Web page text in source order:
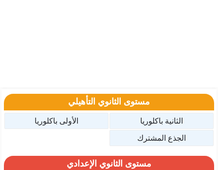
مستوى الثانوي التأهيلي
الثانية باكلوريا
الأولى باكلوريا
الجذع المشترك
مستوى الثانوي الإعدادي